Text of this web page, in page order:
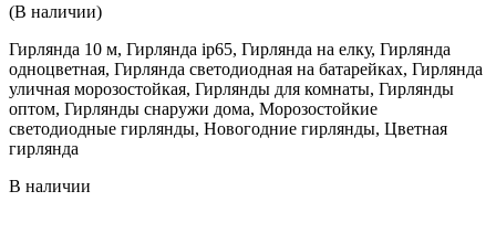
(В наличии)
Гирлянда 10 м, Гирлянда ip65, Гирлянда на елку, Гирлянда
одноцветная, Гирлянда светодиодная на батарейках, Гирлянда
уличная морозостойкая, Гирлянды для комнаты, Гирлянды
оптом, Гирлянды снаружи дома, Морозостойкие
светодиодные гирлянды, Новогодние гирлянды, Цветная
гирлянда
В наличии